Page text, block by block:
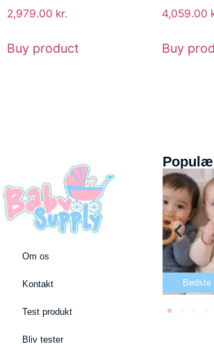
2,979.00 kr.
Buy product
4,059.00
Buy
Om os
Kontakt
Test produkt
Bliv tester
Bedste puslepude 2026 Bedste